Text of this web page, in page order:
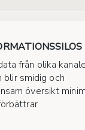
från olika
blir smidig och
översikt